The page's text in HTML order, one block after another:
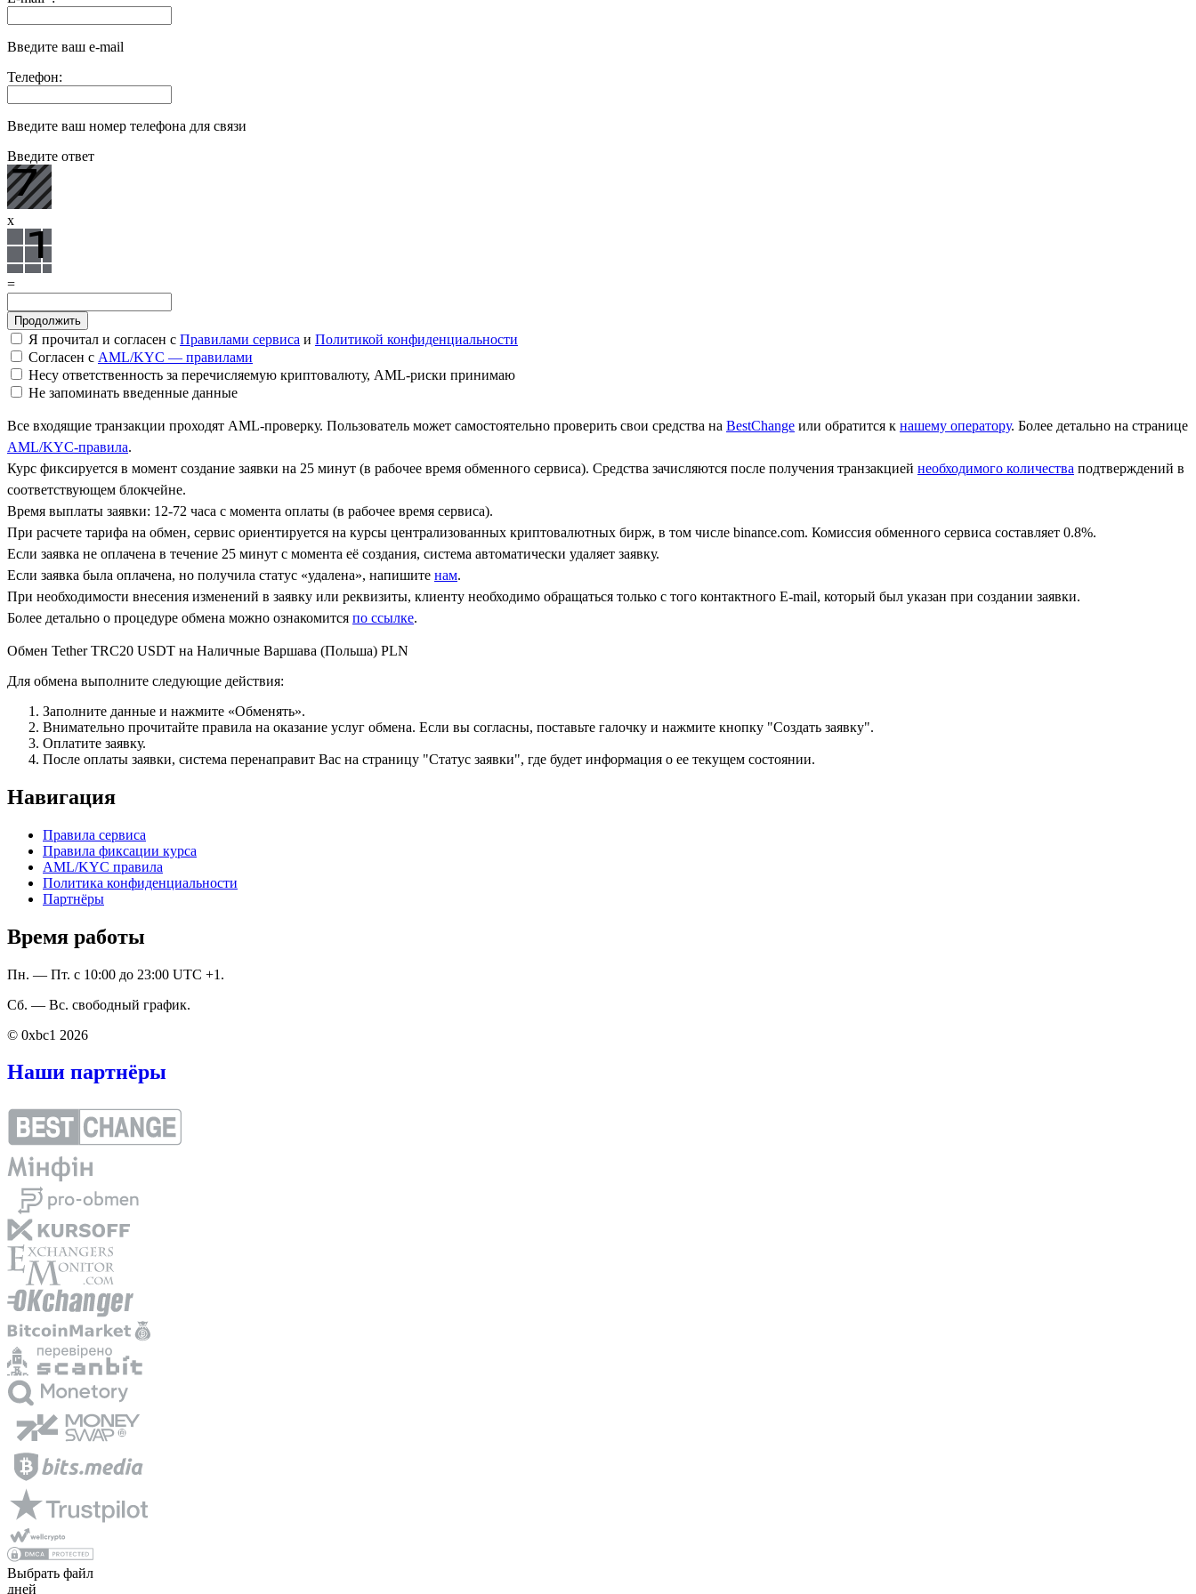
Введите ваш e-mail
Телефон:
Введите ваш номер телефона для связи
Введите ответ
x
=
Я прочитал и согласен с Правилами сервиса и Политикой конфиденциальности
Согласен с AML/KYC — правилами
Несу ответственность за перечисляемую криптовалюту, AML-риски принимаю
Не запоминать введенные данные
Все входящие транзакции проходят AML-проверку. Пользователь может самостоятельно проверить свои средства на BestChange или обратится к нашему оператору. Более детально на странице
AML/KYC-правила.
Курс фиксируется в момент создание заявки на 25 минут (в рабочее время обменного сервиса). Средства зачисляются после получения транзакцией необходимого количества подтверждений в
соответствующем блокчейне.
Время выплаты заявки: 12-72 часа с момента оплаты (в рабочее время сервиса).
При расчете тарифа на обмен, сервис ориентируется на курсы централизованных криптовалютных бирж, в том числе binance.com. Комиссия обменного сервиса составляет 0.8%.
Если заявка не оплачена в течение 25 минут с момента её создания, система автоматически удаляет заявку.
Если заявка была оплачена, но получила статус «удалена», напишите нам.
При необходимости внесения изменений в заявку или реквизиты, клиенту необходимо обращаться только с того контактного Е-mail, который был указан при создании заявки.
Более детально о процедуре обмена можно ознакомится по ссылке.
Обмен Tether TRC20 USDT на Наличные Варшава (Польша) PLN
Для обмена выполните следующие действия:
Заполните данные и нажмите «Обменять».
Внимательно прочитайте правила на оказание услуг обмена. Если вы согласны, поставьте галочку и нажмите кнопку "Создать заявку".
Оплатите заявку.
После оплаты заявки, система перенаправит Вас на страницу "Статус заявки", где будет информация о ее текущем состоянии.
Навигация
Правила сервиса
Правила фиксации курса
AML/KYC правила
Политика конфиденциальности
Партнёры
Время работы
Пн. — Пт. с 10:00 до 23:00 UTC +1.
Сб. — Вс. свободный график.
© 0xbc1 2026
Наши партнёры
Выбрать файл
дней